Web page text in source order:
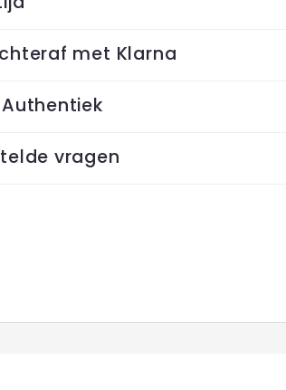
met Klarna
vragen